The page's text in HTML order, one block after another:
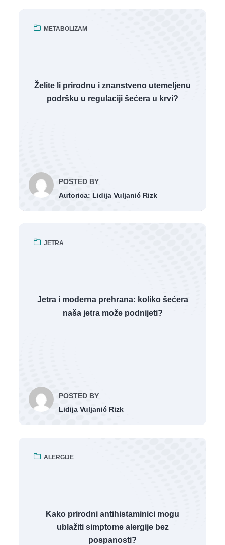
METABOLIZAM
Želite li prirodnu i znanstveno utemeljenu
podršku u regulaciji šećera u krvi?
POSTED BY
Autorica: Lidija Vuljanić Rizk
JETRA
Jetra i moderna prehrana: koliko šećera
naša jetra može podnijeti?
POSTED BY
Lidija Vuljanić Rizk
ALERGIJE
Kako prirodni antihistaminici mogu
ublažiti simptome alergije bez
pospanosti?